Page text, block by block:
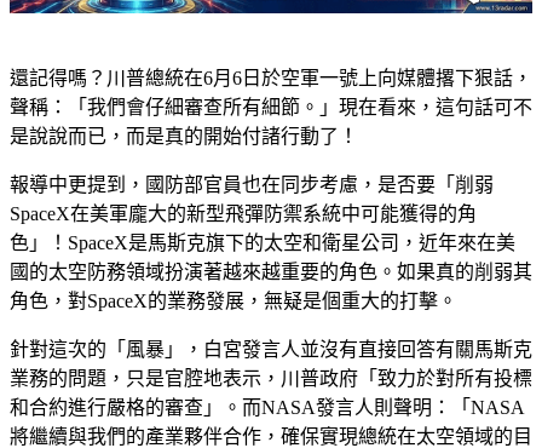
還記得嗎？川普總統在6月6日於空軍一號上向媒體撂下狠話，
聲稱：「 我們會仔細審查所有細節。 」現在看來，這句話可不
是說說而已，而是真的開始付諸行動了！
報導中更提到，國防部官員也在同步考慮，是否要「 削弱
SpaceX在美軍龐大的新型飛彈防禦系統中可能獲得的角
色 」！SpaceX是馬斯克旗下的太空和衛星公司，近年來在美
國的太空防務領域扮演著越來越重要的角色。如果真的削弱其
角色，對SpaceX的業務發展，無疑是個重大的打擊。
針對這次的「 風暴 」，白宮發言人並沒有直接回答有關馬斯克
業務的問題，只是官腔地表示 ，川普政府「 致力於對所有投標
和合約進行嚴格的審查 」。而NASA發言人則聲明：「NASA
將繼續與我們的產業夥伴合作，確保實現總統在太空領域的目